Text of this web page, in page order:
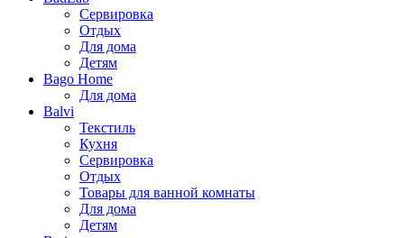
Сервировка
Отдых
Для дома
Детям
Bago Home
Для дома
Balvi
Текстиль
Кухня
Сервировка
Отдых
Товары для ванной комнаты
Для дома
Детям